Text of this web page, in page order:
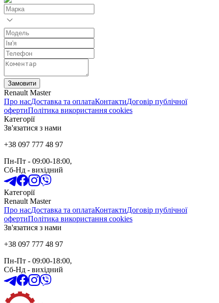
Замовити
Renault Master
Про насДоставка та оплатаКонтактиДоговір публічної
офертиПолітика використання cookies
Категорії
Зв'язатися з нами
+38 097 777 48 97
Пн-Пт - 09:00-18:00,
Сб-Нд - вихідний
Категорії
Renault Master
Про насДоставка та оплатаКонтактиДоговір публічної
офертиПолітика використання cookies
Зв'язатися з нами
+38 097 777 48 97
Пн-Пт - 09:00-18:00,
Сб-Нд - вихідний